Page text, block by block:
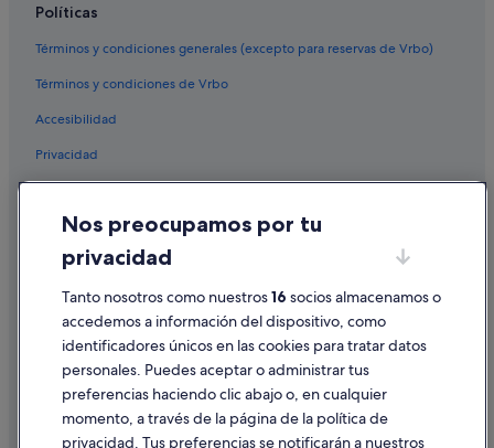
Políticas
Términos y condiciones generales (excepto para reservas de Vrbo)
Términos y condiciones de Vrbo
Accesibilidad
Privacidad
Condiciones de uso
Información legal/contacto
Pautas sobre el contenido y cómo denunciar contenido
Ayuda
Cancelar un vuelo
Nos preocupamos por tu
privacidad
Tanto nosotros como nuestros16 socios almacenamos o
accedemos a información del dispositivo, como
identificadores únicos en las cookies para tratar datos
personales. Puedes aceptar o administrar tus
preferencias haciendo clic abajo o, en cualquier
momento, a través de la página de la política de
privacidad. Tus preferencias se notificarán a nuestros